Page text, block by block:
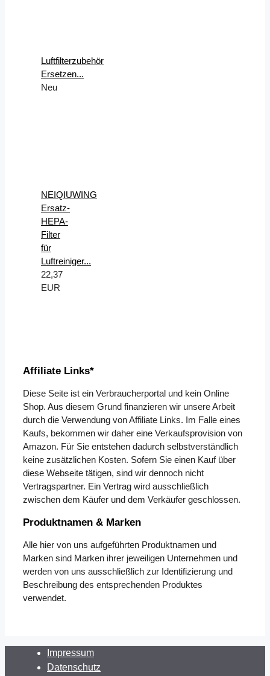
Luftfilterzubehör
Ersetzen...
Neu
NEIQIUWING
Ersatz-
HEPA-
Filter
für
Luftreiniger...
22,37
EUR
Affiliate Links*
Diese Seite ist ein Verbraucherportal und kein Online
Shop. Aus diesem Grund finanzieren wir unsere Arbeit
durch die Verwendung von Affiliate Links. Im Falle eines
Kaufs, bekommen wir daher eine Verkaufsprovision von
Amazon. Für Sie entstehen dadurch selbstverständlich
keine zusätzlichen Kosten. Sofern Sie einen Kauf über
diese Webseite tätigen, sind wir dennoch nicht
Vertragspartner. Ein Vertrag wird ausschließlich
zwischen dem Käufer und dem Verkäufer geschlossen.
Produktnamen & Marken
Alle hier von uns aufgeführten Produktnamen und
Marken sind Marken ihrer jeweiligen Unternehmen und
werden von uns ausschließlich zur Identifizierung und
Beschreibung des entsprechenden Produktes
verwendet.
Impressum
Datenschutz